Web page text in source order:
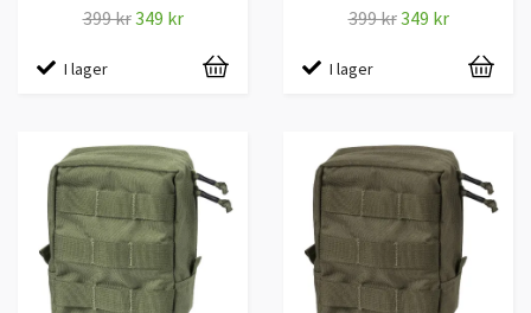
399 kr349 kr
I lager
399 kr349 kr
I lager